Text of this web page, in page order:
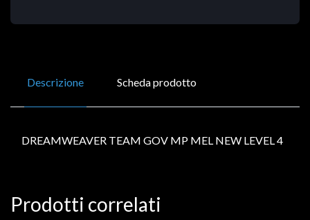
Descrizione Scheda prodotto
DREAMWEAVER TEAM GOV MP MEL NEW LEVEL 4
Prodotti correlati